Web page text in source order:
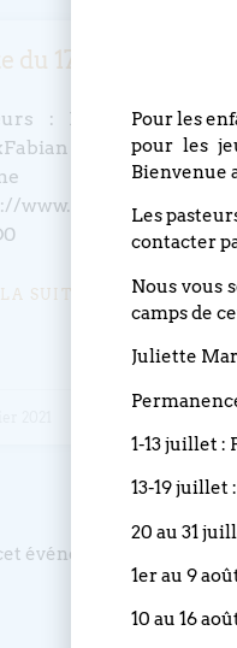
du 17 janvier 2021
: Pierre Magne
Clavairoly
www.youtube.com/
SUITE »
événement
Pour les
pour les
Bienvenue
Les
contacter
Nous vous
camps de
Juliette
1-13 juillet :
13-19 juillet
20 au 31
1er au 9
10 au 16